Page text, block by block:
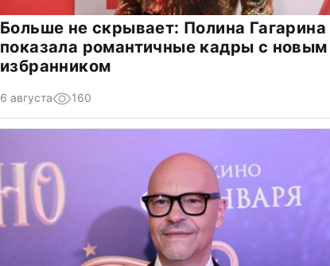
Больше не скрывает: Полина Гагарина
показала романтичные кадры с новым
избранником
6 августа 160